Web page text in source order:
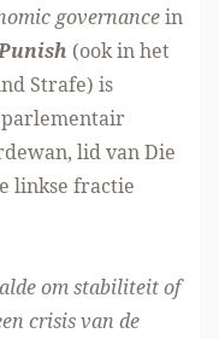
governancein
(ook in het
Strafe) is
parlementair
lid van Die
linkse fractie
om stabiliteit of
crisis van de